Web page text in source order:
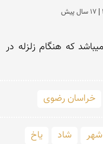
خراسان رضوی
شهر شاد یاخ